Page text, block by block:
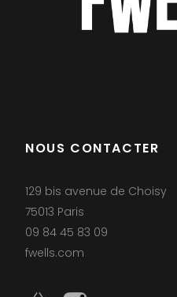
NOUS CONTACTER
129 bis avenue de Choisy
75013 Paris
09 84 45 83 09
fwells.com